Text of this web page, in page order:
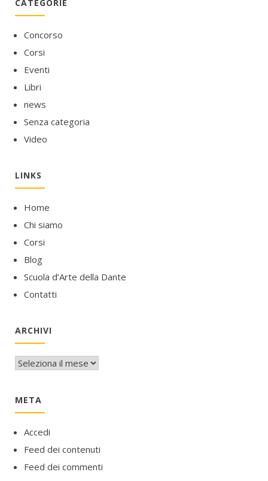
CATEGORIE
Concorso
Corsi
Eventi
Libri
news
Senza categoria
Video
LINKS
Home
Chi siamo
Corsi
Blog
Scuola d’Arte della Dante
Contatti
ARCHIVI
Archivi
META
Accedi
Feed dei contenuti
Feed dei commenti